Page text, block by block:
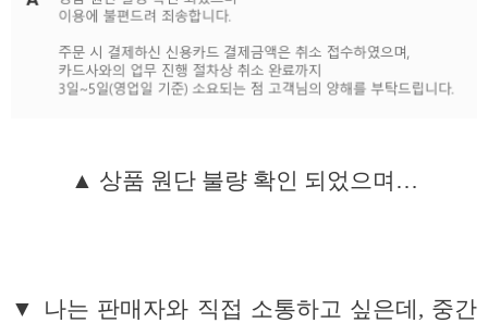
▲ 상품 원단 불량 확인 되었으며…
▼ 나는 판매자와 직접 소통하고 싶은데, 중간